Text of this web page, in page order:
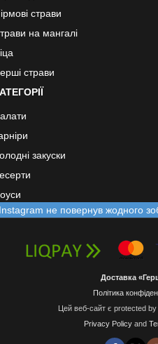
страви
на мангалі
страви
закуски
не повернув жодного
Доставка
Політика
Цей веб-сайт є protected
Privacy Policy and